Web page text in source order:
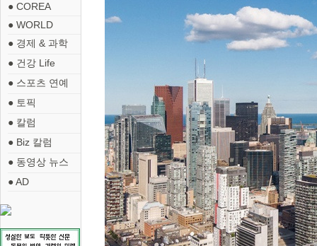
● COREA
● WORLD
● 경제 & 과학
● 건강 Life
● 스포츠 연예
● 토픽
● 칼럼
● Biz 칼럼
● 동영상 뉴스
● AD